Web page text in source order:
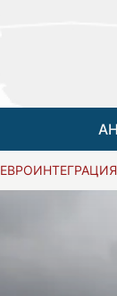
ЕВРОИНТЕГРАЦИЯ